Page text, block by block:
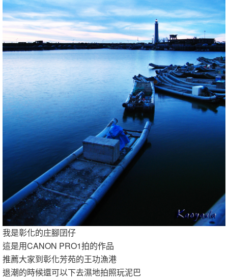
我是彰化的庄腳囝仔
這是用CANON PRO1拍的作品
推薦大家到彰化芳苑的王功漁港
退潮的時候還可以下去濕地拍照玩泥巴